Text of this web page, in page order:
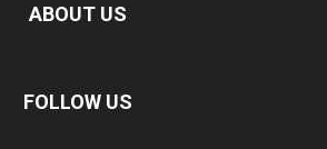
ABOUT US
FOLLOW US